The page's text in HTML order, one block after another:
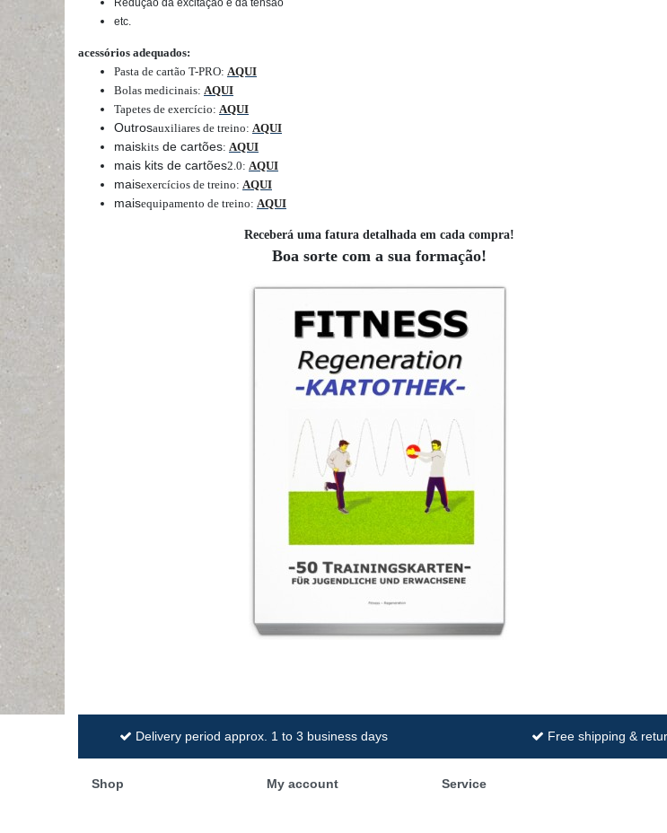
etc.
acessórios adequados:
Pasta de cartão T-PRO: AQUI
Bolas medicinais: AQUI
Tapetes de exercício: AQUI
Outrosauxiliares de treino: AQUI
maiskits de cartões: AQUI
mais kits de cartões2.0: AQUI
maisexercícios de treino: AQUI
maisequipamento de treino: AQUI
Receberá uma fatura detalhada em cada compra!
Boa sorte com a sua formação!
Delivery period approx. 1 to 3 business days Free shipping &
Shop My account Service